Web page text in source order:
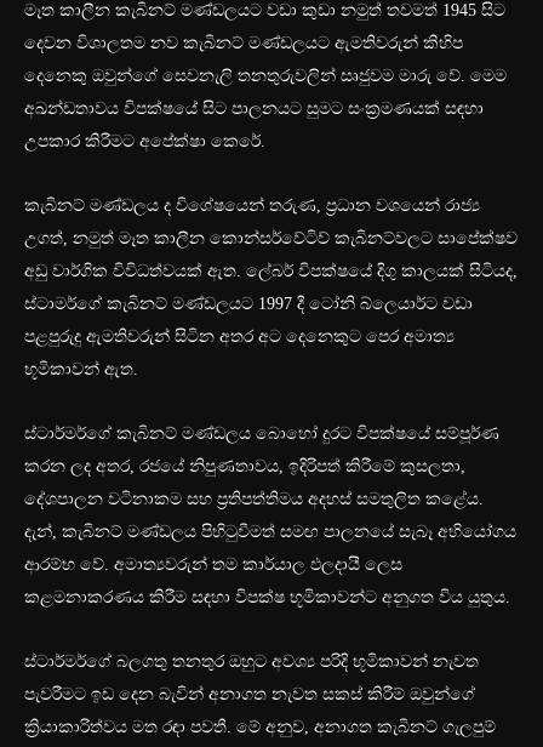
මෑත කාලීන කැබිනට් මණ්ඩලයට වඩා කුඩා නමුත් තවමත් 1945 සිට
දෙවන විශාලතම නව කැබිනට් මණ්ඩලයට ඇමතිවරුන් කිහිප
දෙනෙකු ඔවුන්ගේ සෙවනැලි තනතුරුවලින් සෘජුවම මාරු වේ. මෙම
අඛන්ඩතාවය විපක්ෂයේ සිට පාලනයට සුමට සංක්‍රමණයක් සඳහා
උපකාර කිරීමට අපේක්ෂා කෙරේ.
කැබිනට් මණ්ඩලය ද විශේෂයෙන් තරුණ, ප්‍රධාන වශයෙන් රාජ්‍ය
උගත්, නමුත් මෑත කාලීන කොන්සර්වේටිව් කැබිනට්වලට සාපේක්ෂව
අඩු වාර්ගික විවිධත්වයක් ඇත. ලේබර් විපක්ෂයේ දිගු කාලයක් සිටියද,
ස්ටාමර්ගේ කැබිනට් මණ්ඩලයට 1997 දී ටෝනි බ්ලෙයාර්ට වඩා
පළපුරුදු ඇමතිවරුන් සිටින අතර අට දෙනෙකුට පෙර අමාත්‍ය
භූමිකාවන් ඇත.
ස්ටාර්මර්ගේ කැබිනට් මණ්ඩලය බොහෝ දුරට විපක්ෂයේ සම්පූර්ණ
කරන ලද අතර, රජයේ නිපුණතාවය, ඉදිරිපත් කිරීමේ කුසලතා,
දේශපාලන වටිනාකම සහ ප්‍රතිපත්තිමය අදහස් සමතුලිත කළේය.
දැන්, කැබිනට් මණ්ඩලය පිහිටුවීමත් සමඟ පාලනයේ සැබෑ අභියෝගය
ආරම්භ වේ. අමාත්‍යවරුන් තම කාර්යාල ඵලදායී ලෙස
කළමනාකරණය කිරීම සඳහා විපක්ෂ භූමිකාවන්ට අනුගත විය යුතුය.
ස්ටාර්මර්ගේ බලගතු තනතුර ඔහුට අවශ්‍ය පරිදි භූමිකාවන් නැවත
පැවරීමට ඉඩ දෙන බැවින් අනාගත නැවත සකස් කිරීම් ඔවුන්ගේ
ක්‍රියාකාරිත්වය මත රඳා පවතී. මේ අනුව, අනාගත කැබිනට් ගැලපුම්